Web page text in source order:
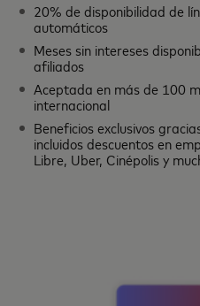
20% de disponibilidad de
automáticos
Meses sin intereses
afiliados
Aceptada en más de 100
internacional
Beneficios exclusivos
incluidos descuentos en
Libre, Uber, Cinépolis y